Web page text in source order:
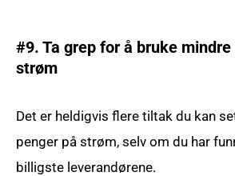
#9. Ta grep for å bruke mindre
strøm
Det er heldigvis flere tiltak du kan
penger på strøm, selv om du har
billigste leverandørene.